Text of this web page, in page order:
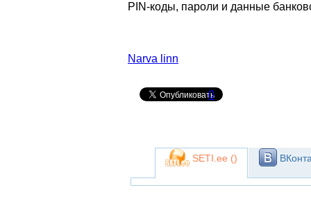
PIN-коды, пароли и данные
Narva linn
0
SETI.ee ()